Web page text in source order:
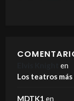
en
Los teatros
MDTK1 en